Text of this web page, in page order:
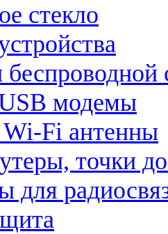
стекло
модемы
Fi антенны
точки
для